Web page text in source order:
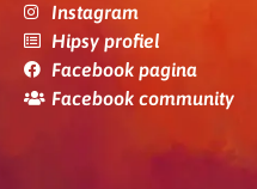
Instagram
Hipsy profiel
Facebook pagina
Facebook community